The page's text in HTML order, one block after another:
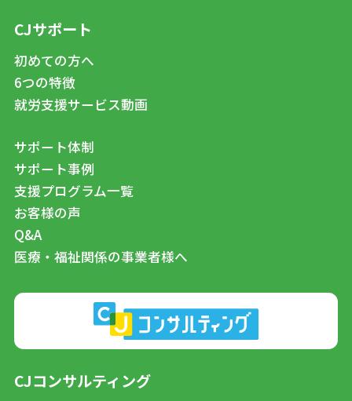
CJサポート
初めての方へ
6つの特徴
就労支援サービス動画
サポート体制
サポート事例
支援プログラム一覧
お客様の声
Q&A
医療・福祉関係の事業者様へ
CJコンサルティング